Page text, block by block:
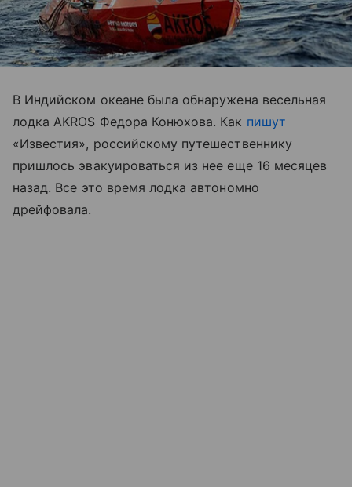
В Индийском океане была обнаружена весельная
лодка AKROS Федора Конюхова. Как пишут
«Известия», российскому путешественнику
пришлось эвакуироваться из нее еще 16 месяцев
назад. Все это время лодка автономно
дрейфовала.